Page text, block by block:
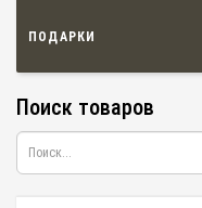
ПОДАРКИ
Поиск товаров